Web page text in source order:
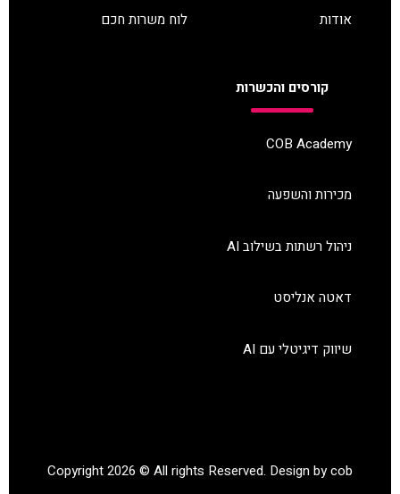
אודות לוח משרות חכם
קורסים והכשרות
COB Academy
מכירות והשפעה
ניהול רשתות בשילוב AI
דאטה אנליסט
שיווק דיגיטלי עם AI
Copyright 2026 © All rights Reserved. Design by cob